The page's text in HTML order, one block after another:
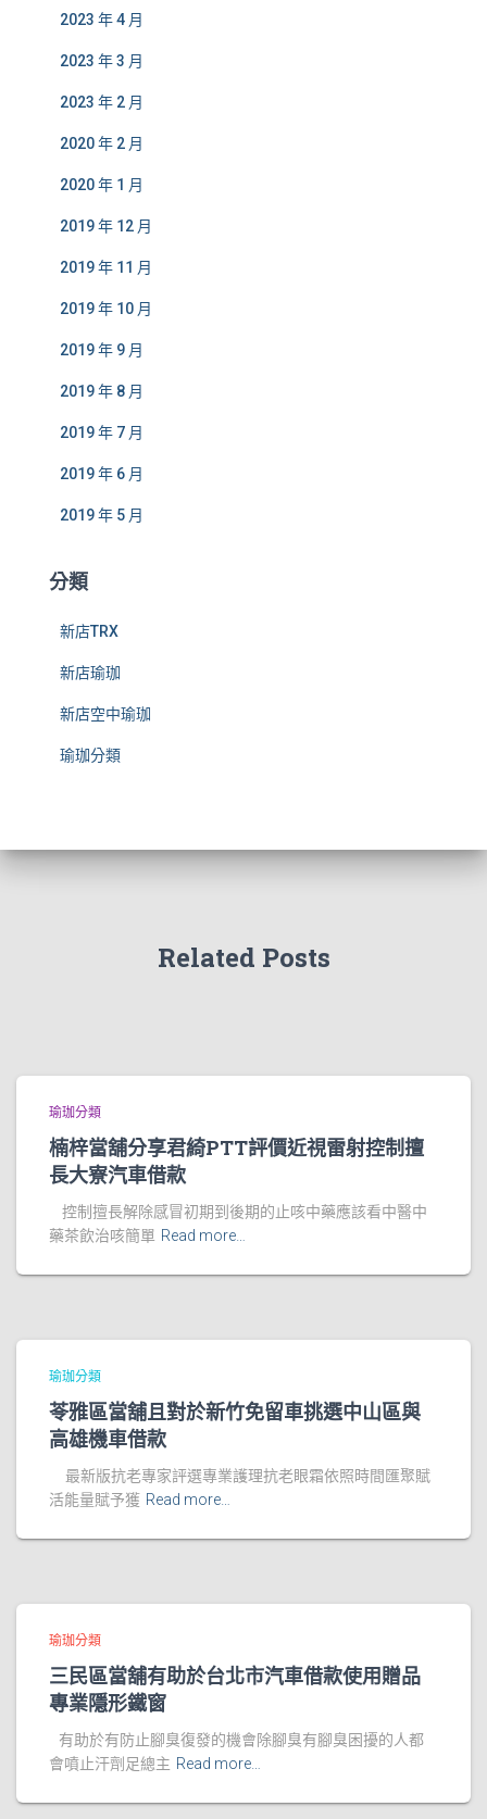
2023 年 4 月
2023 年 3 月
2023 年 2 月
2020 年 2 月
2020 年 1 月
2019 年 12 月
2019 年 11 月
2019 年 10 月
2019 年 9 月
2019 年 8 月
2019 年 7 月
2019 年 6 月
2019 年 5 月
分類
新店TRX
新店瑜珈
新店空中瑜珈
瑜珈分類
Related Posts
瑜珈分類
楠梓當舖分享君綺PTT評價近視雷射控制擅
長大寮汽車借款
控制擅長解除感冒初期到後期的止咳中藥應該看中醫中
藥茶飲治咳簡單 Read more…
瑜珈分類
苓雅區當舖且對於新竹免留車挑選中山區與
高雄機車借款
最新版抗老專家評選專業護理抗老眼霜依照時間匯聚賦
活能量賦予獲 Read more…
瑜珈分類
三民區當舖有助於台北市汽車借款使用贈品
專業隱形鐵窗
有助於有防止腳臭復發的機會除腳臭有腳臭困擾的人都
會噴止汗劑足總主 Read more…